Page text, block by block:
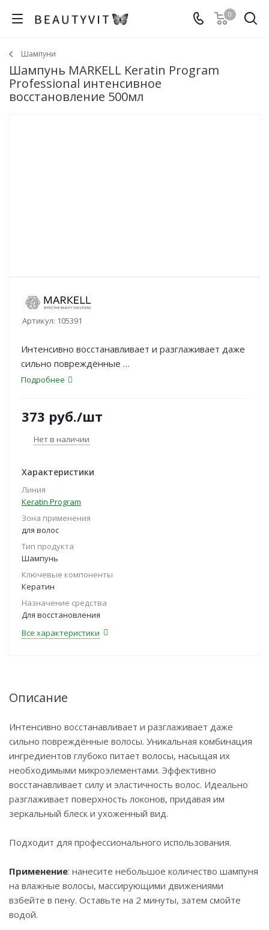
0
Шампуни
Шампунь MARKELL Keratin Program
Professional интенсивное
восстановление 500мл
Артикул: 105391
Интенсивно восстанавливает и разглаживает даже
сильно повреждённые
волосы. Уникальная комбинация ингредиентов
Эффективно восстанавливает силу
и эластичность волос. Идеально разглаживает
Подробнее
373 руб./шт
Нет в наличии
Характеристики
Линия
Keratin Program
Зона применения
для волос
Тип продукта
Шампунь
Ключевые компоненты
Кератин
Назначение средства
Для восстановления
Все характеристики
Описание
Интенсивно восстанавливает и разглаживает даже
сильно повреждённые волосы. Уникальная комбинация
ингредиентов глубоко питает волосы, насыщая их
необходимыми микроэлементами. Эффективно
восстанавливает силу и эластичность волос. Идеально
разглаживает поверхность локонов, придавая им
зеркальный блеск и ухоженный вид.
Подходит для профессионального использования.
Применение: нанесите небольшое количество шампуня
на влажные волосы, массирующими движениями
взбейте в пену. Оставьте на 2 минуты, затем смойте
водой.